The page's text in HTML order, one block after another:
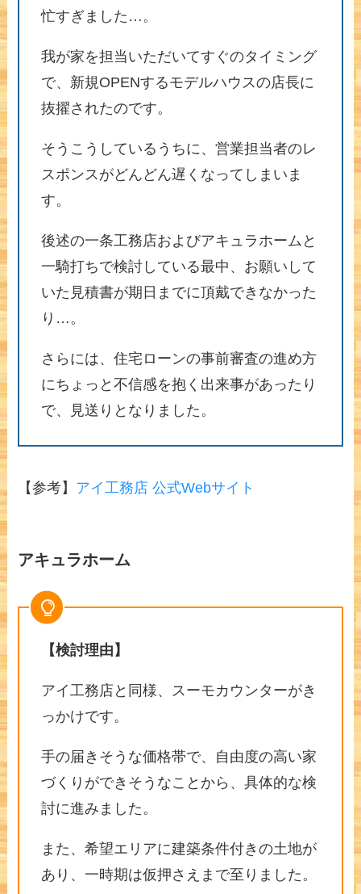
忙すぎました…。
我が家を担当いただいてすぐのタイミング
で、新規OPENするモデルハウスの店長に
抜擢されたのです。
そうこうしているうちに、営業担当者のレ
スポンスがどんどん遅くなってしまいま
す。
後述の一条工務店およびアキュラホームと
一騎打ちで検討している最中、お願いして
いた見積書が期日までに頂戴できなかった
り…。
さらには、住宅ローンの事前審査の進め方
にちょっと不信感を抱く出来事があったり
で、見送りとなりました。
【参考】 アイ工務店 公式Webサイト
アキュラホーム
【検討理由】
アイ工務店と同様、スーモカウンターがき
っかけです。
手の届きそうな価格帯で、自由度の高い家
づくりができそうなことから、具体的な検
討に進みました。
また、希望エリアに建築条件付きの土地が
あり、一時期は仮押さえまで至りました。